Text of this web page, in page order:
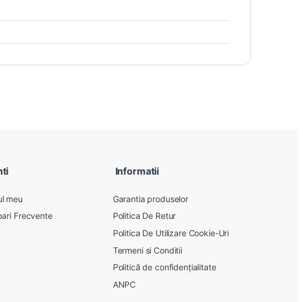
meu
Frecvente
Informatii
Garantia produselor
Politica De Retur
Politica De Utilizare Cookie-Uri
Termeni si Conditii
Politică de confidențialitate
ANPC